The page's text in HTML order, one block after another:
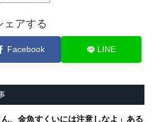
ェアする
Facebook LINE
ん、金魚すくいには注意しなよ」ある